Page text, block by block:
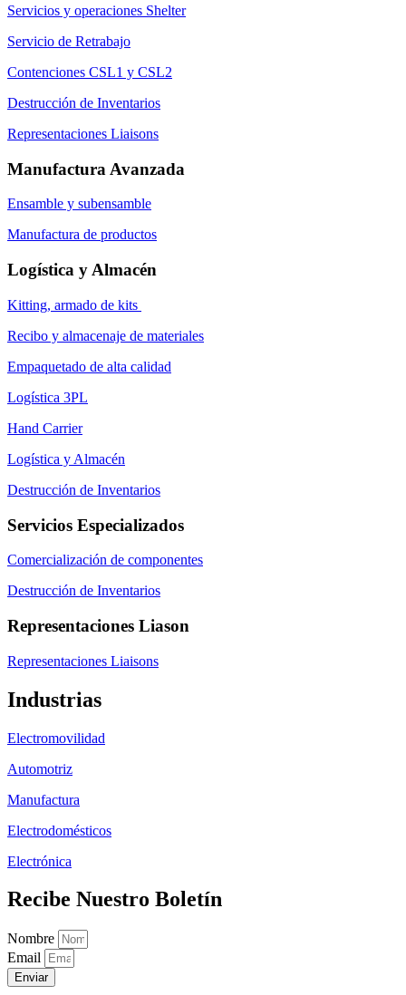
Servicios y operaciones Shelter
Servicio de Retrabajo
Contenciones CSL1 y CSL2
Destrucción de Inventarios
Representaciones Liaisons
Manufactura Avanzada
Ensamble y subensamble
Manufactura de productos
Logística y Almacén
Kitting, armado de kits
Recibo y almacenaje de materiales
Empaquetado de alta calidad
Logística 3PL
Hand Carrier
Logística y Almacén
Destrucción de Inventarios
Servicios Especializados
Comercialización de componentes
Destrucción de Inventarios
Representaciones Liason
Representaciones Liaisons
Industrias
Electromovilidad
Automotriz
Manufactura
Electrodomésticos
Electrónica
Recibe Nuestro Boletín
Nombre
Email
Enviar